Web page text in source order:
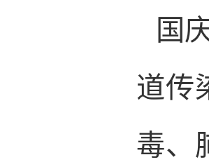
国
道传
毒、